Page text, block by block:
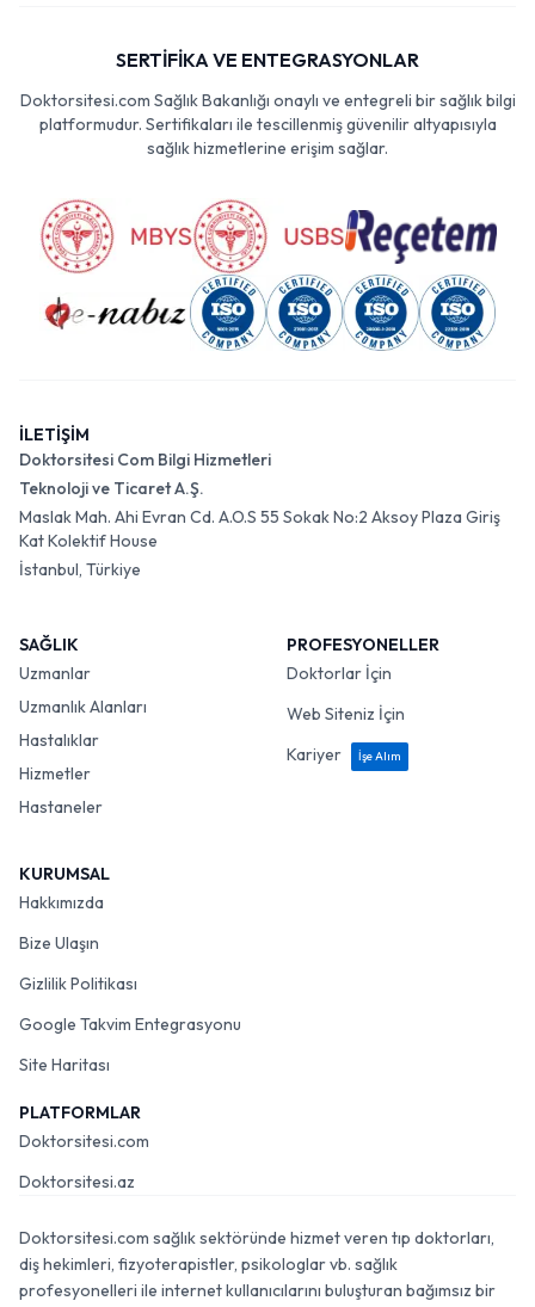
SERTİFİKA VE ENTEGRASYONLAR
Doktorsitesi.com Sağlık Bakanlığı onaylı ve entegreli bir sağlık bilgi
platformudur. Sertifikaları ile tescillenmiş güvenilir altyapısıyla
sağlık hizmetlerine erişim sağlar.
İLETİŞİM
Doktorsitesi Com Bilgi Hizmetleri
Teknoloji ve Ticaret A.Ş.
Maslak Mah. Ahi Evran Cd. A.O.S 55 Sokak No:2 Aksoy Plaza Giriş
Kat Kolektif House
İstanbul, Türkiye
SAĞLIK
Uzmanlar
Uzmanlık Alanları
Hastalıklar
Hizmetler
Hastaneler
PROFESYONELLER
Doktorlar İçin
Web Siteniz İçin
Kariyer
İşe Alım
KURUMSAL
Hakkımızda
Bize Ulaşın
Gizlilik Politikası
Google Takvim Entegrasyonu
Site Haritası
PLATFORMLAR
Doktorsitesi.com
Doktorsitesi.az
Doktorsitesi.com sağlık sektöründe hizmet veren tıp doktorları,
diş hekimleri, fizyoterapistler, psikologlar vb. sağlık
profesyonelleri ile internet kullanıcılarını buluşturan bağımsız bir